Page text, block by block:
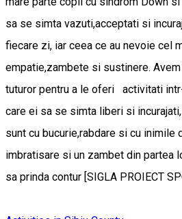
sa se simta vazuti,acceptati si
fiecare zi, iar ceea ce au nevoie cel
empatie,zambete si sustinere.
tuturor pentru a le oferi activitati
care ei sa se simta liberi si
sunt cu bucurie,rabdare si cu inimile
imbratisare si un zambet din partea
sa prinda contur [SIGLA PROIECT